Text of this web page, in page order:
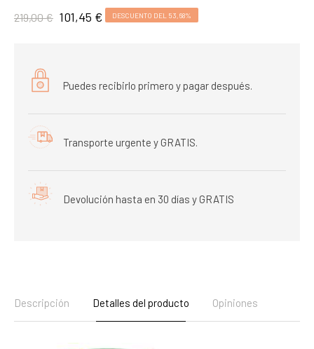
219,00 € 101,45 € DESCUENTO DEL 53,68%
Puedes recibirlo primero y pagar después.
Transporte urgente y GRATIS.
Devolución hasta en 30 días y GRATIS
Descripción Detalles del producto Opiniones